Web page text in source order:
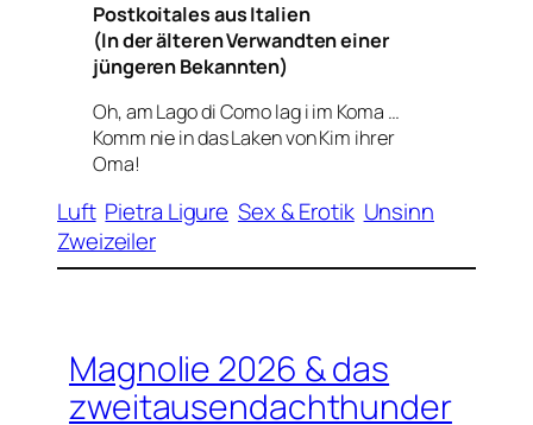
Postkoitales aus Italien
(In der älteren Verwandten einer
jüngeren Bekannten)
Oh, am Lago di Como lag i im Koma …
Komm nie in das Laken von Kim ihrer
Oma!
Luft Pietra Ligure Sex & Erotik Unsinn
Zweizeiler
Magnolie 2026 & das
zweitausendachthunder